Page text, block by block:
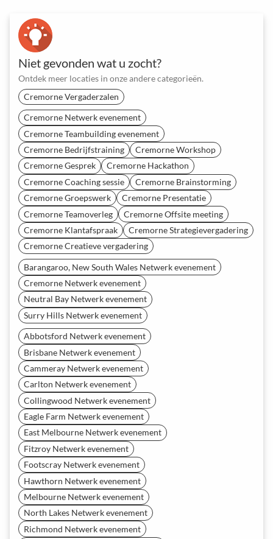
Niet gevonden wat u zocht?
Ontdek meer locaties in onze andere categorieën.
Cremorne Vergaderzalen
Cremorne Netwerk evenement
Cremorne Teambuilding evenement
Cremorne Bedrijfstraining
Cremorne Workshop
Cremorne Gesprek
Cremorne Hackathon
Cremorne Coaching sessie
Cremorne Brainstorming
Cremorne Groepswerk
Cremorne Presentatie
Cremorne Teamoverleg
Cremorne Offsite meeting
Cremorne Klantafspraak
Cremorne Strategievergadering
Cremorne Creatieve vergadering
Barangaroo, New South Wales Netwerk evenement
Cremorne Netwerk evenement
Neutral Bay Netwerk evenement
Surry Hills Netwerk evenement
Abbotsford Netwerk evenement
Brisbane Netwerk evenement
Cammeray Netwerk evenement
Carlton Netwerk evenement
Collingwood Netwerk evenement
Eagle Farm Netwerk evenement
East Melbourne Netwerk evenement
Fitzroy Netwerk evenement
Footscray Netwerk evenement
Hawthorn Netwerk evenement
Melbourne Netwerk evenement
North Lakes Netwerk evenement
Richmond Netwerk evenement